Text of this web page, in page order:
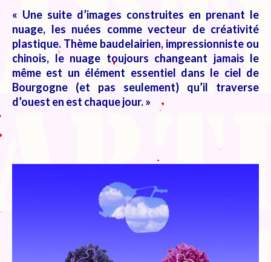
Bibliographie
Edition de Cartes postales.
Au temps du Covid
Post-it politiques
« Une suite d’images construites en prenant le
nuage, les nuées comme vecteur de créativité
plastique. Thème baudelairien, impressionniste ou
chinois, le nuage toujours changeant jamais le
même est un élément essentiel dans le ciel de
Bourgogne (et pas seulement) qu’il traverse
d’ouest en est chaque jour. »